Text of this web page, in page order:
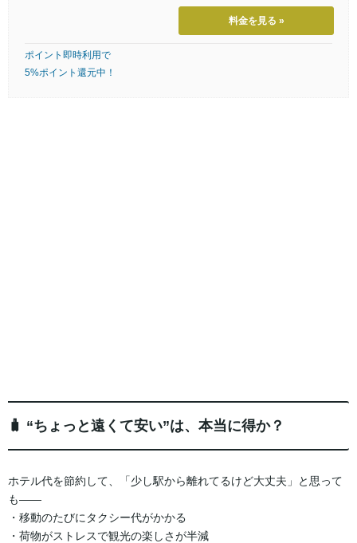
料金を見る »
ポイント即時利用で
5%ポイント還元中！
🧳 “ちょっと遠くて安い”は、本当に得か？
ホテル代を節約して、「少し駅から離れてるけど大丈夫」と思って
も――
・移動のたびにタクシー代がかかる
・荷物がストレスで観光の楽しさが半減